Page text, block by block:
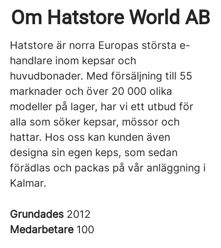
Om Hatstore World AB
Hatstore är norra Europas största e-
handlare inom kepsar och
huvudbonader. Med försäljning till 55
marknader och över 20 000 olika
modeller på lager, har vi ett utbud för
alla som söker kepsar, mössor och
hattar. Hos oss kan kunden även
designa sin egen keps, som sedan
förädlas och packas på vår anläggning i
Kalmar.
Grundades 2012
Medarbetare 100